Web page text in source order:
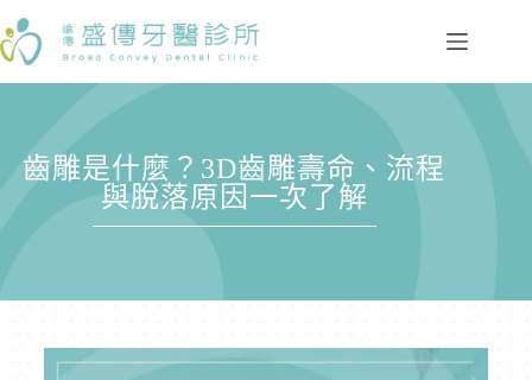
齒雕是什麼？3D齒雕壽命、流程
與脫落原因一次了解